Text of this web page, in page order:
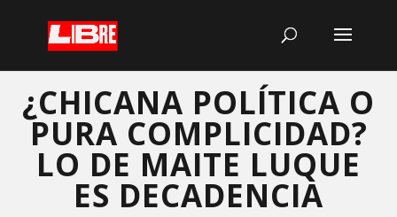
¿CHICANA POLÍTICA O
PURA COMPLICIDAD?
LO DE MAITE LUQUE
ES DECADENCIA